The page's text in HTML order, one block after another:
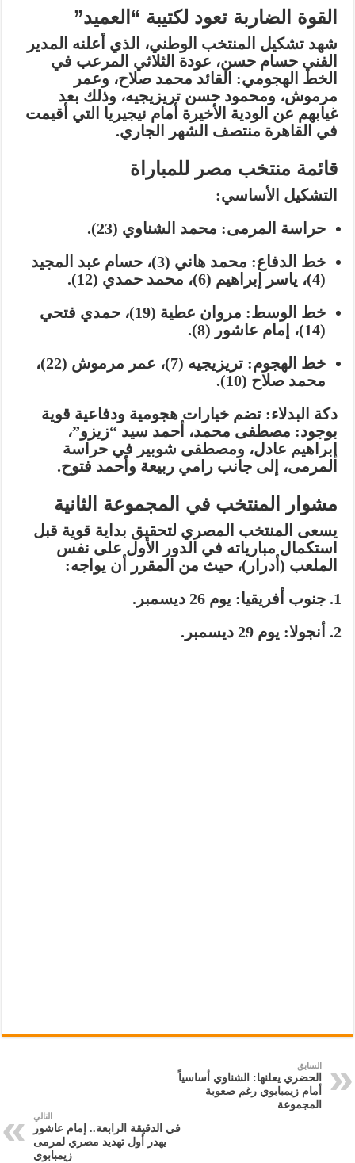
القوة الضاربة تعود لكتيبة “العميد”
شهد تشكيل المنتخب الوطني، الذي أعلنه المدير
الفنيحسام حسن، عودة الثلاثي المرعب في
الخط الهجومي: القائد محمد صلاح، وعمر
مرموش، ومحمود حسن تريزيجيه، وذلك بعد
غيابهم عن الودية الأخيرة أمام نيجيريا التي أقيمت
في القاهرة منتصف الشهر الجاري.
قائمة منتخب مصر للمباراة
التشكيل الأساسي:
حراسة المرمى: محمد الشناوي (23).
خط الدفاع:
محمد هاني (3)، حسام عبد المجيد
(4)، ياسر إبراهيم (6)، محمد حمدي (12).
خط الوسط:
مروان عطية (19)، حمدي فتحي
(14)، إمام عاشور (8).
خط الهجوم:
تريزيجيه (7)، عمر مرموش (22)،
محمد صلاح (10).
دكة البدلاء: تضم خيارات هجومية ودفاعية قوية
بوجود: مصطفى محمد، أحمد سيد “زيزو”،
إبراهيم عادل، ومصطفى شوبير في حراسة
المرمى، إلى جانب رامي ربيعة وأحمد فتوح.
مشوار المنتخب في المجموعة الثانية
يسعى المنتخب المصري لتحقيق بداية قوية قبل
استكمال مبارياته في الدور الأول على نفس
الملعب (أدرار)، حيث من المقرر أن يواجه:
جنوب أفريقيا: يوم 26 ديسمبر.
أنجولا: يوم 29 ديسمبر.
السابق
الحضري يعلنها: الشناوي أساسياً
أمام زيمبابوي رغم صعوبة
المجموعة
التالي
في الدقيقة الرابعة.. إمام عاشور
يهدر أول تهديد مصري لمرمى
زيمبابوي